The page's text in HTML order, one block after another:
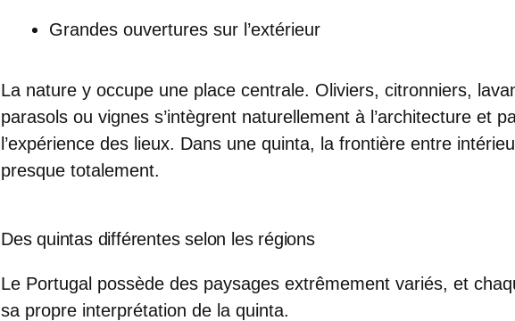
Grandes ouvertures sur l’extérieur
La nature y occupe une place centrale. Oliviers, citronniers,
parasols ou vignes s’intègrent naturellement à l’architecture et
l’expérience des lieux. Dans une quinta, la frontière entre
presque totalement.
Des quintas différentes selon les régions
Le Portugal possède des paysages extrêmement variés, et
sa propre interprétation de la quinta.